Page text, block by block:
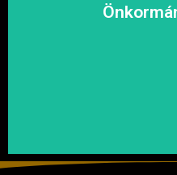
garantáljuk a